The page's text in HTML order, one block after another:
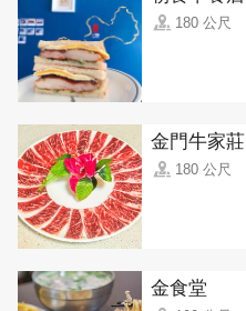
180 公尺
金門牛家莊
180 公尺
金食堂